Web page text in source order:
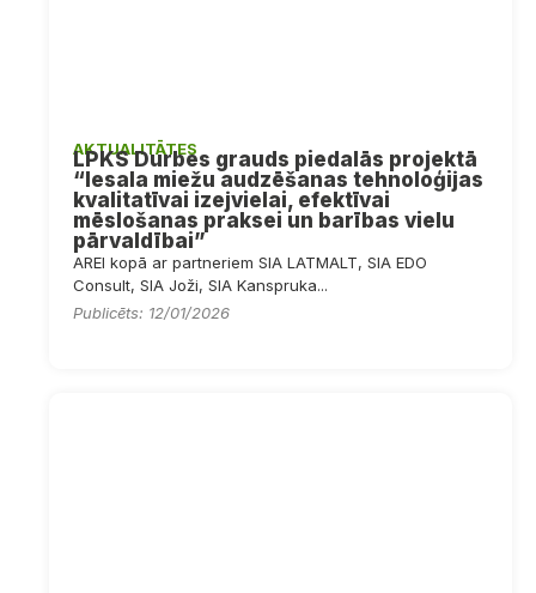
AKTUALITĀTES
LPKS Durbes grauds piedalās projektā
“Iesala miežu audzēšanas tehnoloģijas
kvalitatīvai izejvielai, efektīvai
mēslošanas praksei un barības vielu
pārvaldībai”
AREI kopā ar partneriem SIA LATMALT, SIA EDO
Consult, SIA Joži, SIA Kanspruka...
Publicēts: 12/01/2026